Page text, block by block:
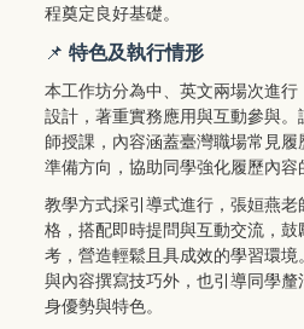
程奠定良好基礎。
📌 特色及執行情形
本工作坊分為中、英文兩場次進行
設計，著重實務應用與互動參與
師授課，內容涵蓋臺灣職場常見
準備方向，協助同學強化履歷內容
教學方式採引導式進行，張姮燕
格，搭配即時提問與互動交流，
考，營造輕鬆且具成效的學習環
與內容撰寫技巧外，也引導同學釐
身優勢與特色。